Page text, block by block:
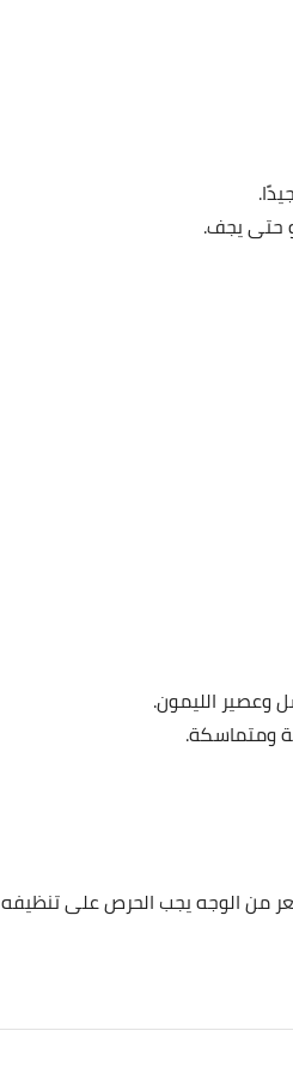
وعصير الليمون.
ومتماسكة.
من الوجه يجب الحرص على تنظيفه